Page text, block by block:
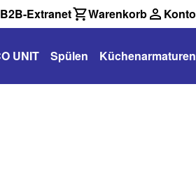
B2B-Extranet Warenkorb Konto
UNIT Spülen Küchenarmaturen